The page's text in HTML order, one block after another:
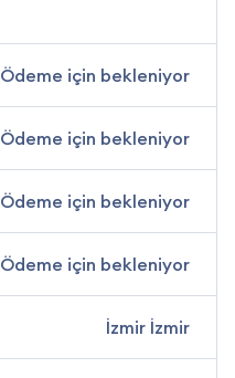
Ödeme için bekleniyor
Ödeme için bekleniyor
Ödeme için bekleniyor
Ödeme için bekleniyor
İzmir İzmir